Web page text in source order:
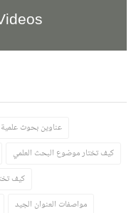
عناوين بحوث
كيف تختار موضوع البحث العلمي
كيف
مواصفات العنوان الجيد